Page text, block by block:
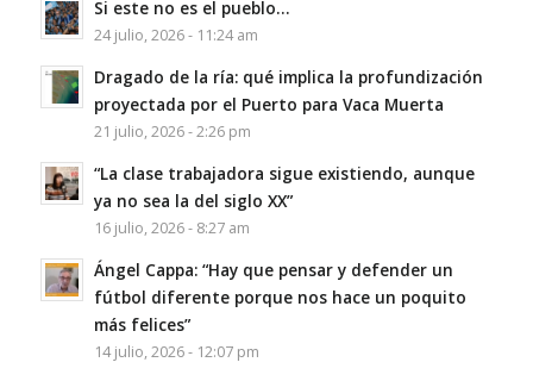
Si este no es el pueblo…
24 julio, 2026 - 11:24 am
Dragado de la ría: qué implica la profundización
proyectada por el Puerto para Vaca Muerta
21 julio, 2026 - 2:26 pm
“La clase trabajadora sigue existiendo, aunque
ya no sea la del siglo XX”
16 julio, 2026 - 8:27 am
Ángel Cappa: “Hay que pensar y defender un
fútbol diferente porque nos hace un poquito
más felices”
14 julio, 2026 - 12:07 pm